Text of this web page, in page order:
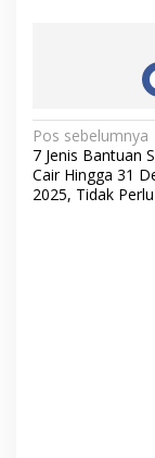
N
a
v
Pos sebelumnya
7 Jenis Bantuan
Cair Hingga 31
2025, Tidak